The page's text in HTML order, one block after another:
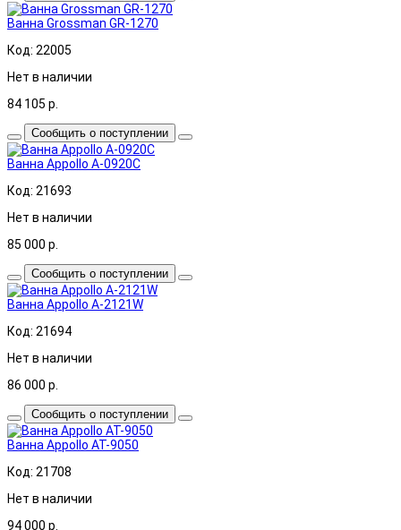
Ванна Grossman GR-1270
Код: 22005
Нет в наличии
84 105 р.
Сообщить о поступлении
Ванна Appollo A-0920C
Код: 21693
Нет в наличии
85 000 р.
Сообщить о поступлении
Ванна Appollo A-2121W
Код: 21694
Нет в наличии
86 000 р.
Сообщить о поступлении
Ванна Appollo AT-9050
Код: 21708
Нет в наличии
94 000 р.